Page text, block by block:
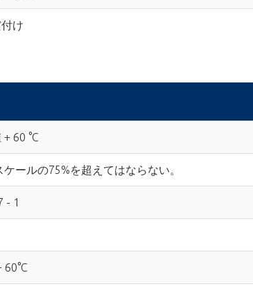
け
60 °C
ケールの75%を超えてはならない。
- 1
60°C